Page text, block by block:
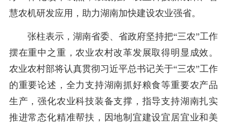
慧农机研发应用，助力湖南加快建设农业强省。
张柱表示，湖南省委、省政府坚持把“三农”工作
摆在重中之重，农业农村改革发展取得明显成效。
农业农村部将认真贯彻习近平总书记关于“三农”工作
的重要论述，全力支持湖南抓好粮食等重要农产品
生产，强化农业科技装备支撑，指导支持湖南扎实
推进常态化精准帮扶，因地制宜建设宜居宜业和美